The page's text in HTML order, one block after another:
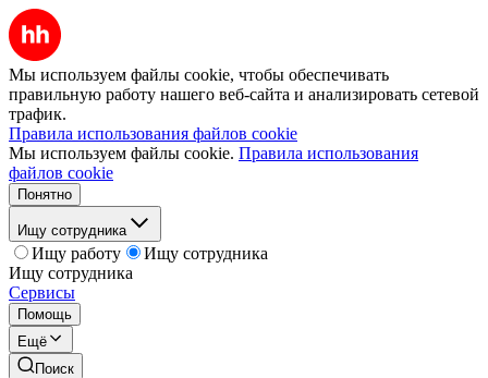
Мы используем файлы cookie, чтобы обеспечивать
правильную работу нашего веб-сайта и анализировать сетевой
трафик.
Правила использования файлов cookie
Мы используем файлы cookie. Правила использования
файлов cookie
Понятно
Ищу сотрудника
Ищу работу
Ищу сотрудника
Ищу сотрудника
Сервисы
Помощь
Ещё
Поиск